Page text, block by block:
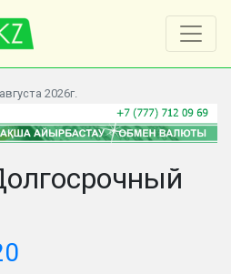
2026г.